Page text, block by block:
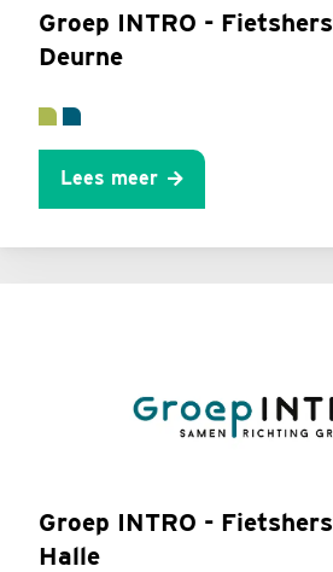
Groep INTRO -
Deurne
Lees meer
Groep INTRO -
Halle